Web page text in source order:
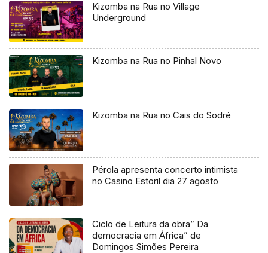
Kizomba na Rua no Village
Underground
Kizomba na Rua no Pinhal Novo
Kizomba na Rua no Cais do Sodré
Pérola apresenta concerto intimista
no Casino Estoril dia 27 agosto
Ciclo de Leitura da obra” Da
democracia em África” de
Domingos Simões Pereira